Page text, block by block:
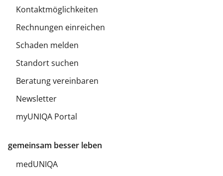
Kontaktmöglichkeiten
Rechnungen einreichen
Schaden melden
Standort suchen
Beratung vereinbaren
Newsletter
myUNIQA Portal
gemeinsam besser leben
medUNIQA